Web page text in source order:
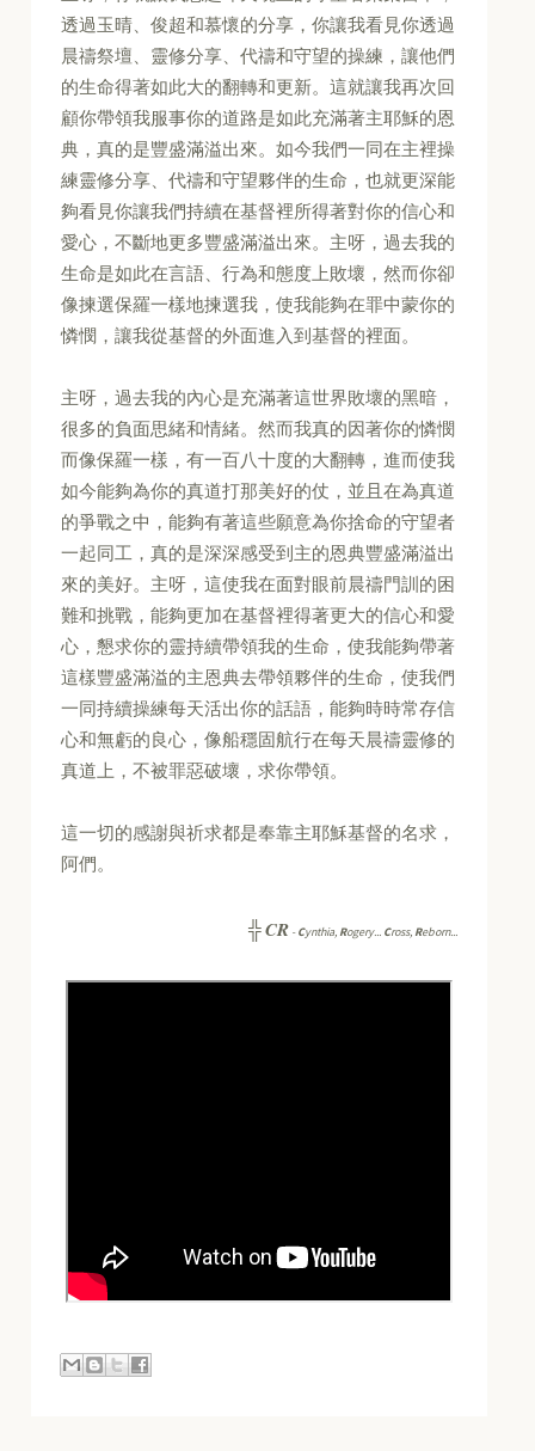
透過玉晴、俊超和慕懷的分享，你讓我看見你透過
晨禱祭壇、靈修分享、代禱和守望的操練，讓他們
的生命得著如此大的翻轉和更新。這就讓我再次回
顧你帶領我服事你的道路是如此充滿著主耶穌的恩
典，真的是豐盛滿溢出來。如今我們一同在主裡操
練靈修分享、代禱和守望夥伴的生命，也就更深能
夠看見你讓我們持續在基督裡所得著對你的信心和
愛心，不斷地更多豐盛滿溢出來。主呀，過去我的
生命是如此在言語、行為和態度上敗壞，然而你卻
像揀選保羅一樣地揀選我，使我能夠在罪中蒙你的
憐憫，讓我從基督的外面進入到基督的裡面。
主呀，過去我的內心是充滿著這世界敗壞的黑暗，
很多的負面思緒和情緒。然而我真的因著你的憐憫
而像保羅一樣，有一百八十度的大翻轉，進而使我
如今能夠為你的真道打那美好的仗，並且在為真道
的爭戰之中，能夠有著這些願意為你捨命的守望者
一起同工，真的是深深感受到主的恩典豐盛滿溢出
來的美好。主呀，這使我在面對眼前晨禱門訓的困
難和挑戰，能夠更加在基督裡得著更大的信心和愛
心，懇求你的靈持續帶領我的生命，使我能夠帶著
這樣豐盛滿溢的主恩典去帶領夥伴的生命，使我們
一同持續操練每天活出你的話語，能夠時時常存信
心和無虧的良心，像船穩固航行在每天晨禱靈修的
真道上，不被罪惡破壞，求你帶領。
這一切的感謝與祈求都是奉靠主耶穌基督的名求，
阿們。
╬CR -Cynthia, Rogery... Cross, Reborn...